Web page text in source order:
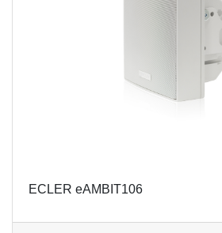
ECLER eAMBIT106